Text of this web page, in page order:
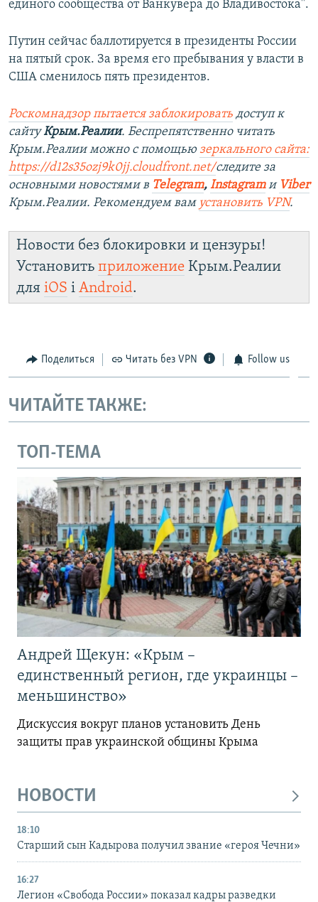
единого сообщества от Ванкувера до Владивостока".
Путин сейчас баллотируется в президенты России
на пятый срок. За время его пребывания у власти в
США сменилось пять президентов.
Роскомнадзор пытается заблокировать доступ к
сайтуКрым.Реалии. Беспрепятственно читать
Крым.Реалии можно с помощью зеркального сайта:
https://d12s35ozj9k0jj.cloudfront.net/следите за
основными новостями в Telegram, Instagram и Viber
Крым.Реалии. Рекомендуем вам установить VPN.
Новости без блокировки и цензуры!
Установить приложение Крым.Реалии
для iOS і Android.
Поделиться Читать без VPN Follow us
ЧИТАЙТЕ ТАКЖЕ:
ТОП-ТЕМА
Андрей Щекун: «Крым –
единственный регион, где украинцы –
меньшинство»
Дискуссия вокруг планов установить День
защиты прав украинской общины Крыма
НОВОСТИ
18:10
Старший сын Кадырова получил звание «героя Чечни»
16:27
Легион «Свобода России» показал кадры разведки